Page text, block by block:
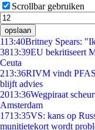
Scrollbar gebruiken
opslaan
113:40Britney Spears:
3813:39EU bekritiseert
Ceuta
213:36RIVM vindt PFAS
blijft advies
2013:36Wegpiraat
Amsterdam
1713:35VS: kans op
munitietekort wordt